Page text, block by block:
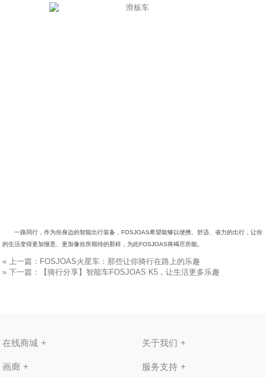
一路同行，作为你身边的智能出行装备，FOSJOAS希望能够以便携、舒适、省力的出行，让你
的生活变得更加惬意、更加像你所期待的那样，为此FOSJOAS将竭尽所能。
«上一篇： FOSJOAS火星车：那些让你骑行在路上的乐趣
»下一篇： 【骑行分享】智能车FOSJOAS K5，让生活更多乐趣
在线商城 关于我们
画廊 服务支持